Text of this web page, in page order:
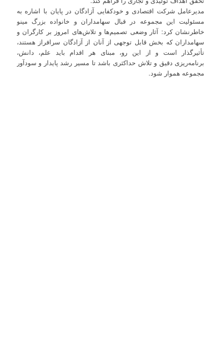
مدیرعامل شرکت اقتصادی و خودکفایی آزادگان در پایان با اشاره به
مسئولیت این مجموعه در قبال سهامداران و خانواده بزرگ مینو
خاطرنشان کرد: آثار وضعی تصمیم‌ها و تلاش‌های امروز بر کارگران و
سهامداران که بخش قابل توجهی از آنان از آزادگان سرافراز هستند،
تأثیرگذار است و از این رو، مبنای هر اقدام باید علم، دانش،
برنامه‌ریزی دقیق و تلاش حداکثری باشد تا مسیر رشد پایدار و سودآور
مجموعه هموار شود.